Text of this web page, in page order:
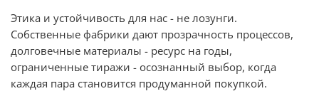
Этика и устойчивость для нас - не лозунги.
Собственные фабрики дают прозрачность процессов,
долговечные материалы - ресурс на годы,
ограниченные тиражи - осознанный выбор, когда
каждая пара становится продуманной покупкой.